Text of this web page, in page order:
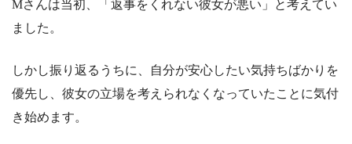
Mさんは当初、「返事をくれない彼女が悪い」と考えてい
ました。
しかし振り返るうちに、自分が安心したい気持ちばかりを
優先し、彼女の立場を考えられなくなっていたことに気付
き始めます。